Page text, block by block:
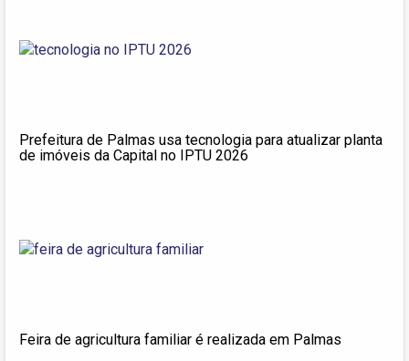
Prefeitura de Palmas usa tecnologia para atualizar planta
de imóveis da Capital no IPTU 2026
Feira de agricultura familiar é realizada em Palmas